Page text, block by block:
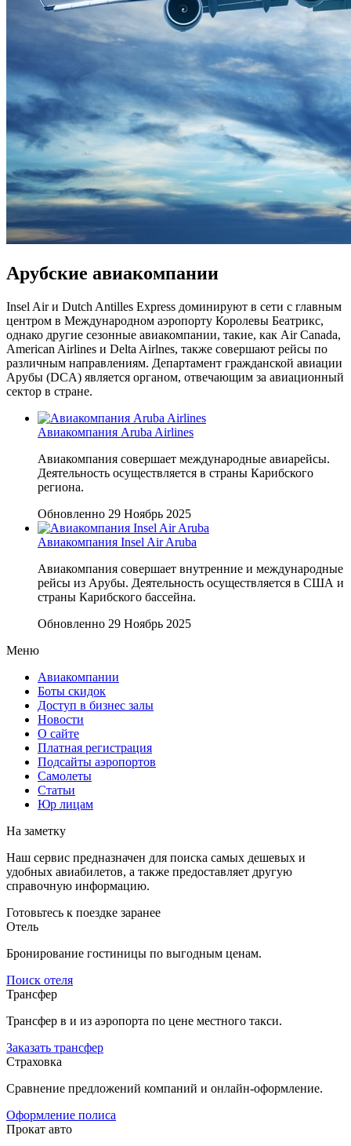
Арубские авиакомпании
Insel Air и Dutch Antilles Express доминируют в сети с главным
центром в Международном аэропорту Королевы Беатрикс,
однако другие сезонные авиакомпании, такие, как Air Canada,
American Airlines и Delta Airlnes, также совершают рейсы по
различным направлениям. Департамент гражданской авиации
Арубы (DCA) является органом, отвечающим за авиационный
сектор в стране.
Авиакомпания Aruba Airlines
Авиакомпания совершает международные авиарейсы.
Деятельность осуществляется в страны Карибского
региона.
Обновленно 29 Ноябрь 2025
Авиакомпания Insel Air Aruba
Авиакомпания совершает внутренние и международные
рейсы из Арубы. Деятельность осуществляется в США и
страны Карибского бассейна.
Обновленно 29 Ноябрь 2025
Меню
Авиакомпании
Боты скидок
Доступ в бизнес залы
Новости
О сайте
Платная регистрация
Подсайты аэропортов
Самолеты
Статьи
Юр лицам
На заметку
Наш сервис предназначен для поиска самых дешевых и
удобных авиабилетов, а также предоставляет другую
справочную информацию.
Готовьтесь к поездке заранее
Отель
Бронирование гостиницы по выгодным ценам.
Поиск отеля
Трансфер
Трансфер в и из аэропорта по цене местного такси.
Заказать трансфер
Страховка
Сравнение предложений компаний и онлайн-оформление.
Оформление полиса
Прокат авто